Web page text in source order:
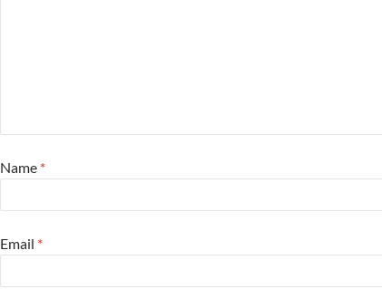
Name *
Email *